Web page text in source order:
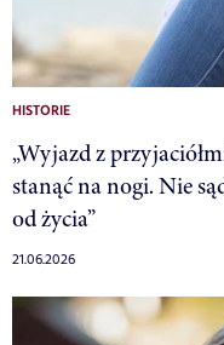
HISTORIE
„Wyjazd z
stanąć na nogi. Nie
od życia”
21.06.2026